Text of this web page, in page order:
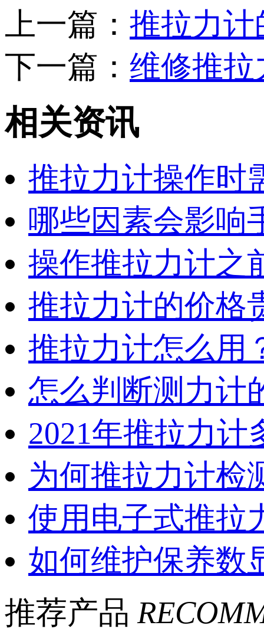
上一篇： 推拉力
下一篇： 维修推
相关资讯
推拉力计操作时
哪些因素会影响
操作推拉力计之
推拉力计的价格
推拉力计怎么用
怎么判断测力计
2021年推拉力计
为何推拉力计检
使用电子式推拉
如何维护保养数
推荐产品